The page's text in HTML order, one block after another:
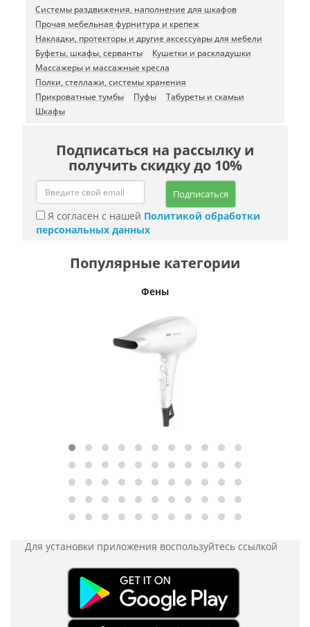
Системы раздвижения, наполнение для шкафов
Прочая мебельная фурнитура и крепеж
Накладки, протекторы и другие аксессуары для мебели
Буфеты, шкафы, серванты
Кушетки и раскладушки
Массажеры и массажные кресла
Полки, стеллажи, системы хранения
Прикроватные тумбы
Пуфы
Табуреты и скамьи
Шкафы
Подписаться на рассылку и
получить скидку до 10%
Подписаться
Я согласен с нашей Политикой обработки
персональных данных
Популярные категории
Фены
Для установки приложения воспользуйтесь ссылкой